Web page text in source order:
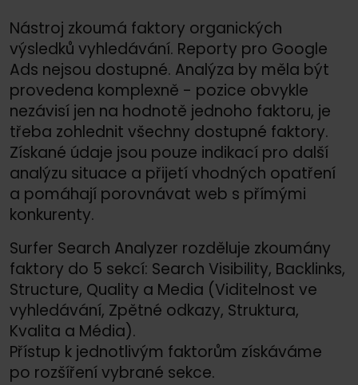
Nástroj zkoumá faktory organických
výsledků vyhledávání. Reporty pro Google
Ads nejsou dostupné. Analýza by měla být
provedena komplexně - pozice obvykle
nezávisí jen na hodnotě jednoho faktoru, je
třeba zohlednit všechny dostupné faktory.
Získané údaje jsou pouze indikací pro další
analýzu situace a přijetí vhodných opatření
a pomáhají porovnávat web s přímými
konkurenty.
Surfer Search Analyzer rozděluje zkoumány
faktory do 5 sekcí: Search Visibility, Backlinks,
Structure, Quality a Media (Viditelnost ve
vyhledávání, Zpětné odkazy, Struktura,
Kvalita a Média).
Přístup k jednotlivým faktorům získáváme
po rozšíření vybrané sekce.